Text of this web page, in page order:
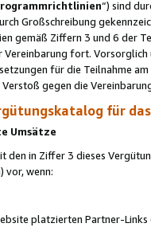
“) sind
Großschreibung
gemäß Ziffern 3 und 6 der
fort.
für die Teilnahme
gegen die
für
Umsätze
den in Ziffer 3 dieses
vor, wenn:
platzierten Partner-